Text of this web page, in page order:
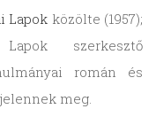
Lapok közölte (1957);
szerkesztő
román és
meg.